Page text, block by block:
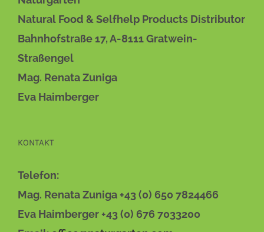
DIE
OPTIONEN
KÖNNEN
Natural Food & Selfhelp Products Distributor
Bahnhofstraße 17, A-8111 Gratwein-
Straßengel
Mag. Renata Zuniga
Eva Haimberger
KONTAKT
Telefon:
Mag. Renata Zuniga +43 (0) 650 7824466
Eva Haimberger +43 (0) 676 7033200